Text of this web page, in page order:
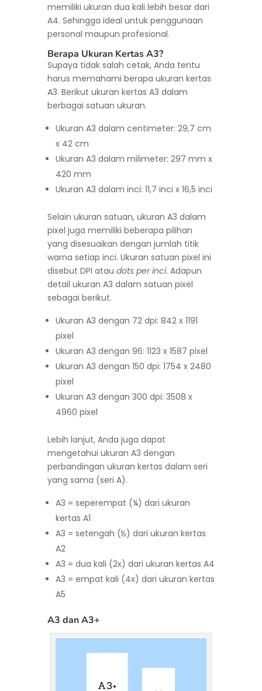
memiliki ukuran dua kali lebih besar dari
A4. Sehingga ideal untuk penggunaan
personal maupun profesional.
Berapa Ukuran Kertas A3?
Supaya tidak salah cetak, Anda tentu
harus memahami berapa ukuran kertas
A3. Berikut ukuran kertas A3 dalam
berbagai satuan ukuran.
Ukuran A3 dalam centimeter: 29,7 cm
x 42 cm
Ukuran A3 dalam milimeter: 297 mm x
420 mm
Ukuran A3 dalam inci: 11,7 inci x 16,5 inci
Selain ukuran satuan, ukuran A3 dalam
pixel juga memiliki beberapa pilihan
yang disesuaikan dengan jumlah titik
warna setiap inci. Ukuran satuan pixel ini
disebut DPI atau dots per inci. Adapun
detail ukuran A3 dalam satuan pixel
sebagai berikut.
Ukuran A3 dengan 72 dpi: 842 x 1191
pixel
Ukuran A3 dengan 96: 1123 x 1587 pixel
Ukuran A3 dengan 150 dpi: 1754 x 2480
pixel
Ukuran A3 dengan 300 dpi: 3508 x
4960 pixel
Lebih lanjut, Anda juga dapat
mengetahui ukuran A3 dengan
perbandingan ukuran kertas dalam seri
yang sama (seri A).
A3 = seperempat (¼) dari ukuran
kertas A1
A3 = setengah (½) dari ukuran kertas
A2
A3 = dua kali (2x) dari ukuran kertas A4
A3 = empat kali (4x) dari ukuran kertas
A5
A3 dan A3+